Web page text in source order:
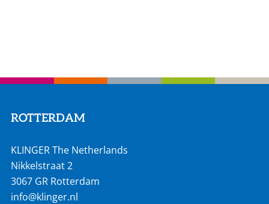
ROTTERDAM
KLINGER The Netherlands
Nikkelstraat 2
3067 GR Rotterdam
info@klinger.nl